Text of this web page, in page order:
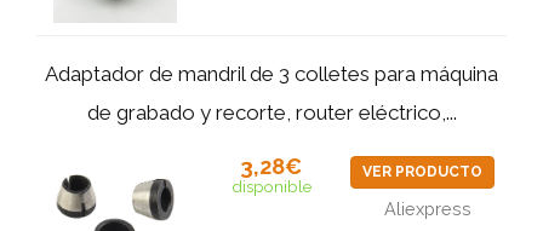
Adaptador de mandril de 3 colletes para máquina
de grabado y recorte, router eléctrico,...
3,28€
disponible
VER PRODUCTO
Aliexpress